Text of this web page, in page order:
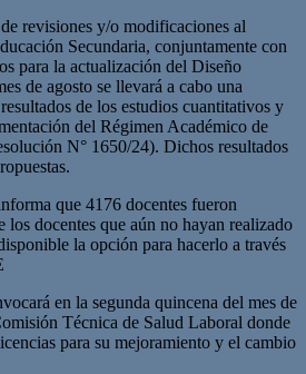
revisiones y/o modificaciones al
Secundaria, conjuntamente con
para la actualización del Diseño
de agosto se llevará a cabo una
de los estudios cuantitativos y
del Régimen Académico de
N° 1650/24). Dichos resultados
que 4176 docentes fueron
los docentes que aún no hayan realizado
la opción para hacerlo a través
en la segunda quincena del mes de
Técnica de Salud Laboral donde
para su mejoramiento y el cambio